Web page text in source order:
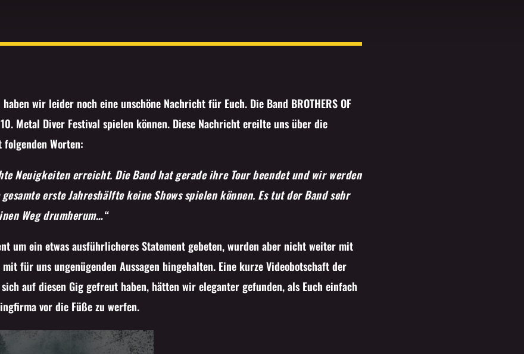
wir leider noch eine unschöne Nachricht für Euch. Die Band BROTHERS OF
Metal Diver Festival spielen können. Diese Nachricht ereilte uns über die
Worten:
Neuigkeiten erreicht. Die Band hat gerade ihre Tour beendet und wir werden
erste Jahreshälfte keine Shows spielen können. Es tut der Band sehr
Weg drumherum…“
um ein etwas ausführlicheres Statement gebeten, wurden aber nicht weiter mit
für uns ungenügenden Aussagen hingehalten. Eine kurze Videobotschaft der
sich auf diesen Gig gefreut haben, hätten wir eleganter gefunden, als Euch einfach
vor die Füße zu werfen.